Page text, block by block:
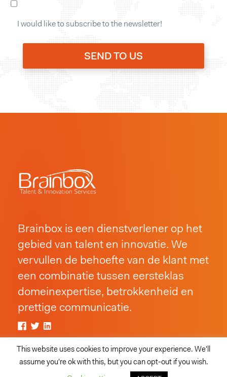
I would like to subscribe to the newsletter!
Brainbox is een dienstverlener op het
gebied van talent en innovatie. We
vervullen de behoefte van de klant met
een combinatie tussen eersteklas
domeinexpertise, betrokkenheid en
prettige communicatie.
Copyright © 2016-202,
Brainbox Consulting - Alle Rechten Voorbehouden.
This website uses cookies to improve your experience. We'll
assume you're ok with this, but you can opt-out if you wish.